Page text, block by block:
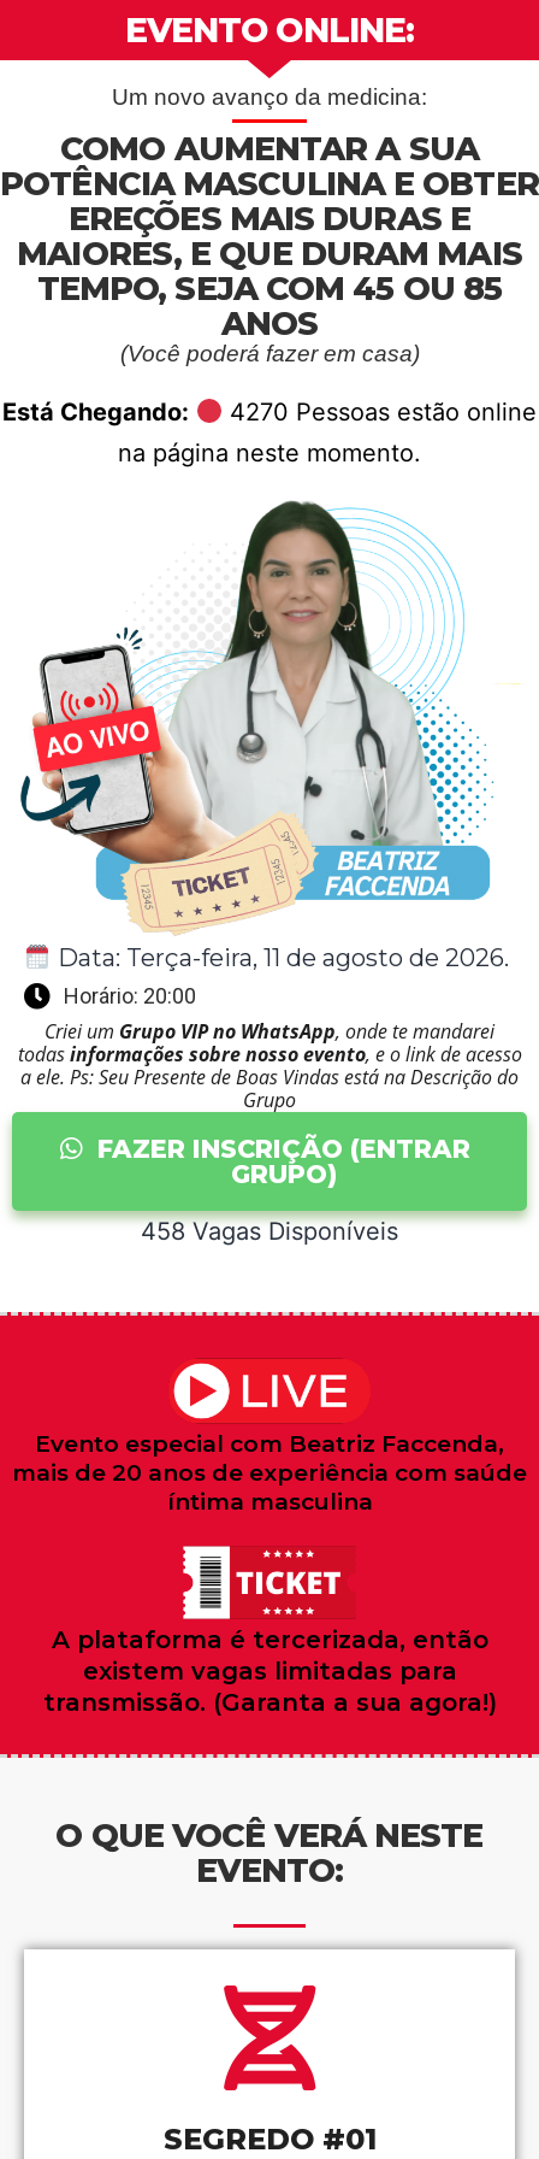
EVENTO ONLINE:
Um novo avanço da medicina:
COMO AUMENTAR A SUA
POTÊNCIA MASCULINA E OBTER
EREÇÕES MAIS DURAS E
MAIORES, E QUE DURAM MAIS
TEMPO, SEJA COM 45 OU 85
ANOS
(Você poderá fazer em casa)
Está Chegando: 4235 Pessoas estão online
na página neste momento.
Data: Terça-feira, 11 de agosto de 2026.
Horário: 20:00
Criei um Grupo VIP no WhatsApp, onde te mandarei
todasinformações sobre nosso evento, e o link de acesso
a ele. Ps: Seu Presente de Boas Vindas está na Descrição do
Grupo
FAZER INSCRIÇÃO (ENTRAR
GRUPO)
455 Vagas Disponíveis
Evento especial com Beatriz Faccenda,
mais de 20 anos de experiência com saúde
íntima masculina
A plataforma é tercerizada, então
existem vagas limitadas para
transmissão. (Garanta a sua agora!)
O QUE VOCÊ VERÁ NESTE
EVENTO:
SEGREDO #01